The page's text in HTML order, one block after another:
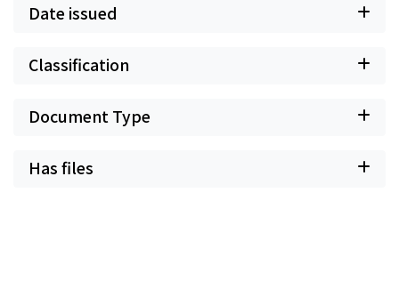
Date issued
Classification
Document Type
Has files